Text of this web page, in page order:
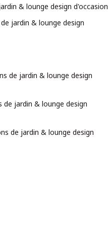
& lounge design d'occasion
jardin & lounge design
de jardin & lounge design
de jardin & lounge design
de jardin & lounge design